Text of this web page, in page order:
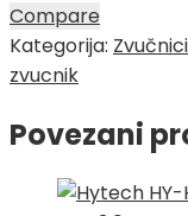
Compare
Kategorija: Zvučnici
zvucnik
Povezani